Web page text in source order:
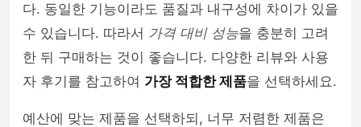
다. 동일한 기능이라도 품질과 내구성에 차이가 있을
수 있습니다. 따라서 가격 대비 성능을 충분히 고려
한 뒤 구매하는 것이 좋습니다. 다양한 리뷰와 사용
자 후기를 참고하여 가장 적합한 제품을 선택하세요.
예산에 맞는 제품을 선택하되, 너무 저렴한 제품은